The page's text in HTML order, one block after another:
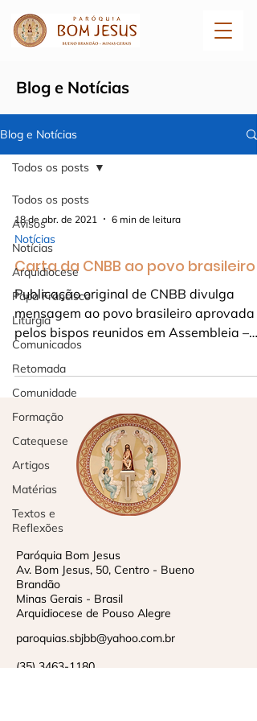
Blog e Notícias
Blog e Notícias
Todos os posts
Avisos
Notícias
Arquidiocese
Papa Francisco
Liturgia
Comunicados
Retomada
Comunidade
Formação
Catequese
Artigos
Matérias
Textos e
Reflexões
Todos os posts
18 de abr. de 2021 6 min de leitura
Notícias
Carta da CNBB ao povo brasileiro
Publicação original de CNBB divulga
mensagem ao povo brasileiro aprovada
pelos bispos reunidos em Assembleia –
CNBB A Conferência...
Paróquia Bom Jesus
Av. Bom Jesus, 50, Centro - Bueno
Brandão
Minas Gerais - Brasil
Arquidiocese de Pouso Alegre
paroquias.sbjbb@yahoo.com.br
(35) 3463-1180